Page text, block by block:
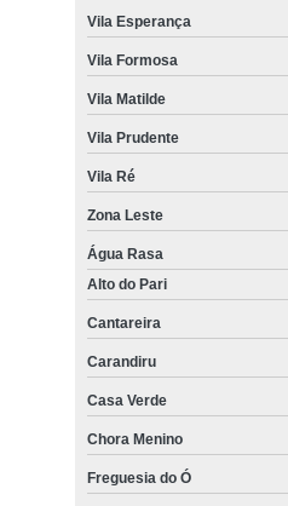
Vila Esperança
Vila Formosa
Vila Matilde
Vila Prudente
Vila Ré
Zona Leste
Água Rasa
Alto do Pari
Cantareira
Carandiru
Casa Verde
Chora Menino
Freguesia do Ó